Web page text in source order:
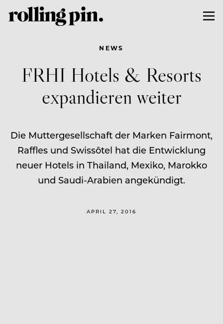
NEWS
FRHI Hotels & Resorts
expandieren weiter
Die Muttergesellschaft der Marken Fairmont,
Raffles und Swissôtel hat die Entwicklung
neuer Hotels in Thailand, Mexiko, Marokko
und Saudi-Arabien angekündigt.
APRIL 27, 2016